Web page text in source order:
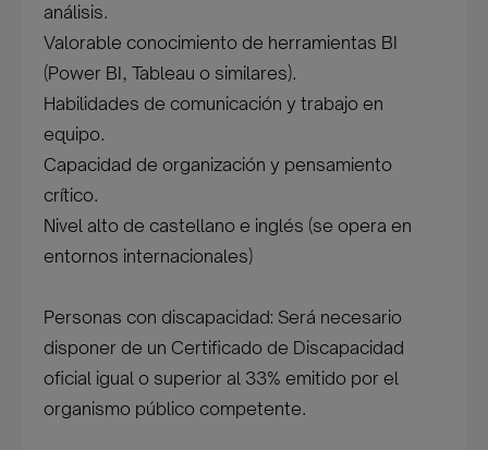
análisis.
Valorable conocimiento de herramientas BI
(Power BI, Tableau o similares).
Habilidades de comunicación y trabajo en
equipo.
Capacidad de organización y pensamiento
crítico.
Nivel alto de castellano e inglés (se opera en
entornos internacionales)
Personas con discapacidad: Será necesario
disponer de un Certificado de Discapacidad
oficial igual o superior al 33% emitido por el
organismo público competente.